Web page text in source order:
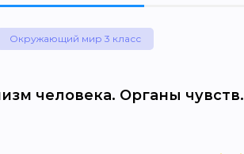
Окружающий мир 3 класс
человека. Органы чувств.